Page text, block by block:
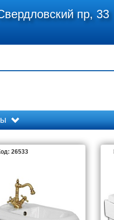
пр, 33
BOHEME
IDEAL STANDARD JACOB DELAFON
26533